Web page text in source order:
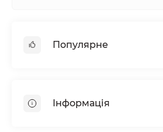
Популярне
Простирадла на резинці
Інформація